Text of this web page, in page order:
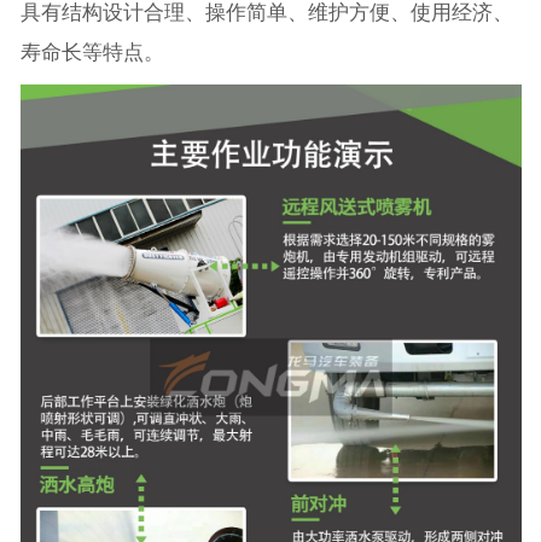
具有结构设计合理、操作简单、维护方便、使用经济、
寿命长等特点。